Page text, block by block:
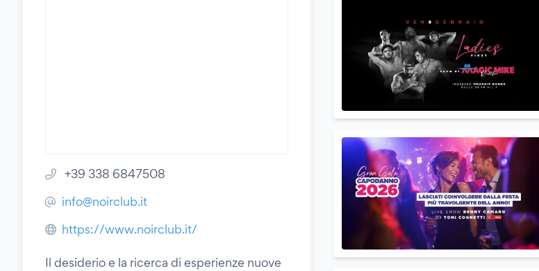
+39 338 6847508
info@noirclub.it
https://www.noirclub.it/
Il desiderio e la ricerca di esperienze nuove